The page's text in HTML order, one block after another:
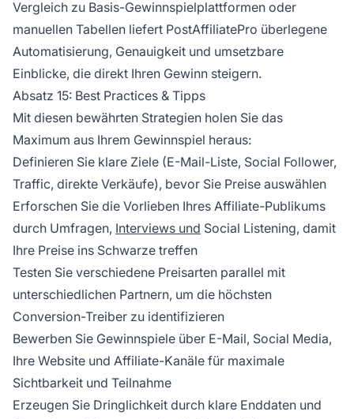
Vergleich zu Basis-Gewinnspielplattformen oder
manuellen Tabellen liefert PostAffiliatePro überlegene
Automatisierung, Genauigkeit und umsetzbare
Einblicke, die direkt Ihren Gewinn steigern.
Absatz 15: Best Practices & Tipps
Mit diesen bewährten Strategien holen Sie das
Maximum aus Ihrem Gewinnspiel heraus:
Definieren Sie klare Ziele (E-Mail-Liste, Social Follower,
Traffic, direkte Verkäufe), bevor Sie Preise auswählen
Erforschen Sie die Vorlieben Ihres Affiliate-Publikums
durch Umfragen, Interviews und Social Listening, damit
Ihre Preise ins Schwarze treffen
Testen Sie verschiedene Preisarten parallel mit
unterschiedlichen Partnern, um die höchsten
Conversion-Treiber zu identifizieren
Bewerben Sie Gewinnspiele über E-Mail, Social Media,
Ihre Website und Affiliate-Kanäle für maximale
Sichtbarkeit und Teilnahme
Erzeugen Sie Dringlichkeit durch klare Enddaten und